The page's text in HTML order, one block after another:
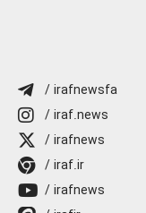
/ irafnewsfa
/ iraf.news
/ irafnews
/ iraf.ir
/ irafnews